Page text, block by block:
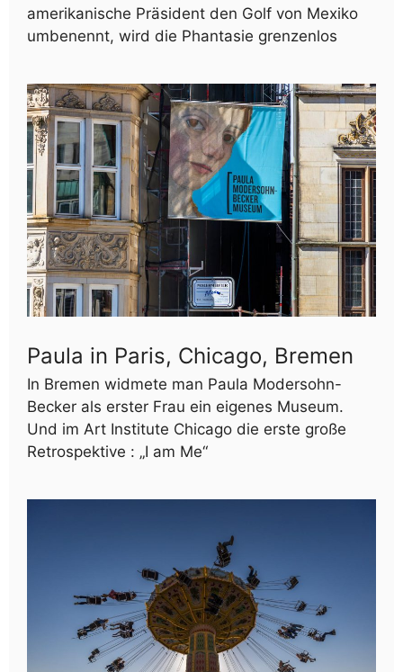
amerikanische Präsident den Golf von Mexiko
umbenennt, wird die Phantasie grenzenlos
Paula in Paris, Chicago, Bremen
In Bremen widmete man Paula Modersohn-
Becker als erster Frau ein eigenes Museum.
Und im Art Institute Chicago die erste große
Retrospektive : „I am Me“